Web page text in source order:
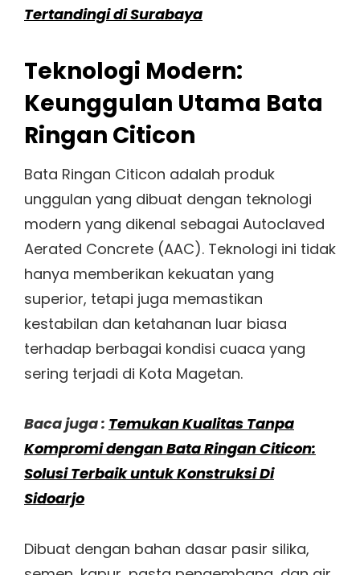
Tertandingi di Surabaya
Teknologi Modern:
Keunggulan Utama Bata
Ringan Citicon
Bata Ringan Citicon adalah produk
unggulan yang dibuat dengan teknologi
modern yang dikenal sebagai Autoclaved
Aerated Concrete (AAC). Teknologi ini tidak
hanya memberikan kekuatan yang
superior, tetapi juga memastikan
kestabilan dan ketahanan luar biasa
terhadap berbagai kondisi cuaca yang
sering terjadi di Kota Magetan.
Baca juga : Temukan Kualitas Tanpa
Kompromi dengan Bata Ringan Citicon:
Solusi Terbaik untuk Konstruksi Di
Sidoarjo
Dibuat dengan bahan dasar pasir silika,